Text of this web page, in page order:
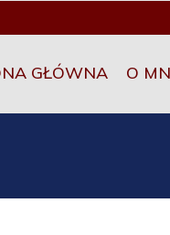
GŁÓWNA O